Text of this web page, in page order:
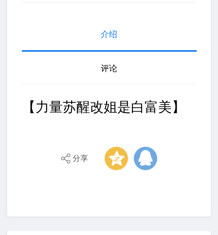
介绍
评论
【力量苏醒改姐是白富美】
分享